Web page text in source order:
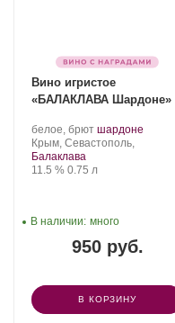
Вино игристое
«БАЛАКЛАВА Шардоне»
Производитель:
Золотая
Балка.
белое, брют .
Сорт
шардоне
Регион:
Крым, Севастополь,
Балаклава
Крепость
11.5 %. Объем
0.75 л
950 руб.
В наличии: много
В КОРЗИНУ